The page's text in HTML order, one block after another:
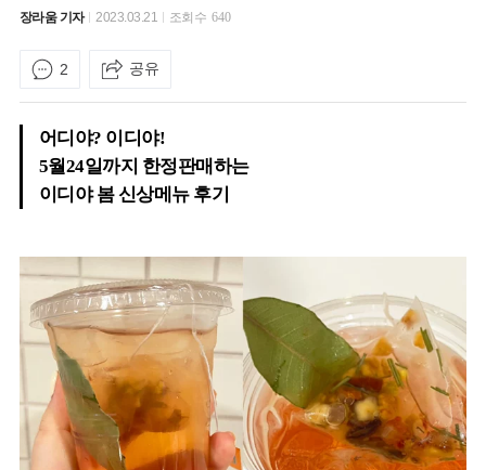
장라움 기자 2023.03.21 조회수640
2 공유
어디야? 이디야!
5월24일까지 한정판매하는
이디야 봄 신상메뉴 후기